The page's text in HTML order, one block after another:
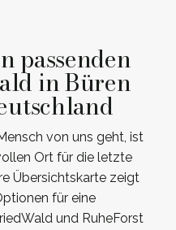
passenden
in Büren
von uns geht, ist
Ort für die letzte
Übersichtskarte zeigt
für eine
und RuheForst